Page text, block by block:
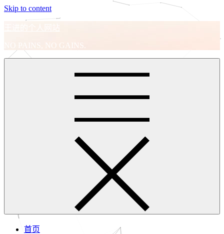
Skip to content
王进的个人网站
NO PAINS, NO GAINS.
首页